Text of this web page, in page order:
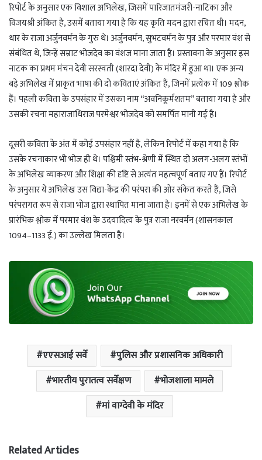
रिपोर्ट के अनुसार एक विशाल अभिलेख, जिसमें पारिजातमंजरी-नाटिका और
विजयश्री अंकित है, उसमें बताया गया है कि यह कृति मदन द्वारा रचित थी। मदन,
धार के राजा अर्जुनवर्मन के गुरु थे। अर्जुनवर्मन, सुभटवर्मन के पुत्र और परमार वंश से
संबंधित थे, जिन्हें सम्राट भोजदेव का वंशज माना जाता है। प्रस्तावना के अनुसार इस
नाटक का प्रथम मंचन देवी सरस्वती (शारदा देवी) के मंदिर में हुआ था। एक अन्य
बड़े अभिलेख में प्राकृत भाषा की दो कविताएं अंकित हैं, जिनमें प्रत्येक में 109 श्लोक
हैं। पहली कविता के उपसंहार में उसका नाम “अवनिकूर्मशतम” बताया गया है और
उसकी रचना महाराजाधिराज परमेश्वर भोजदेव को समर्पित मानी गई है।
दूसरी कविता के अंत में कोई उपसंहार नहीं है, लेकिन रिपोर्ट में कहा गया है कि
उसके रचनाकार भी भोज ही थे। पश्चिमी स्तंभ-श्रेणी में स्थित दो अलग-अलग स्तंभों
के अभिलेख व्याकरण और शिक्षा की दृष्टि से अत्यंत महत्वपूर्ण बताए गए हैं। रिपोर्ट
के अनुसार ये अभिलेख उस विद्या-केंद्र की परंपरा की ओर संकेत करते हैं, जिसे
परंपरागत रूप से राजा भोज द्वारा स्थापित माना जाता है। इनमें से एक अभिलेख के
प्रारंभिक श्लोक में परमार वंश के उदयादित्य के पुत्र राजा नरवर्मन (शासनकाल
1094–1133 ई.) का उल्लेख मिलता है।
एएसआई सर्वे
पुलिस और प्रशासनिक अधिकारी
भारतीय पुरातत्व सर्वेक्षण
भोजशाला मामले
मां वाग्देवी के मंदिर
Related Articles